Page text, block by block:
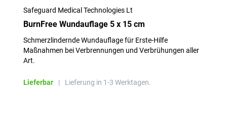
Safeguard Medical Technologies Lt
BurnFree Wundauflage 5 x 15 cm
Schmerzlindernde Wundauflage für Erste-Hilfe
Maßnahmen bei Verbrennungen und Verbrühungen aller
Art.
Lieferbar | Lieferung in 1-3 Werktagen.